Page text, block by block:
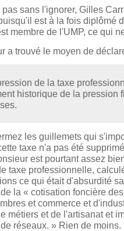
sans l'ignorer, Gilles
est à la fois diplômé
membre de l'UMP, ce qui
a trouvé le moyen de
de la taxe
historique de la pression
les guillemets qui
taxe n'a pas été
est pourtant assez
taxe professionnelle,
ce qui était d'absurdité
la « cotisation foncière
et commerce et
métiers et de l'artisanat et
réseaux. » Rien de moins.